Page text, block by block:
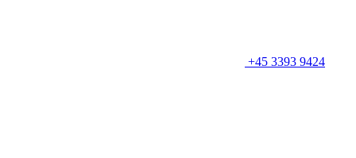
+45 3393 9424